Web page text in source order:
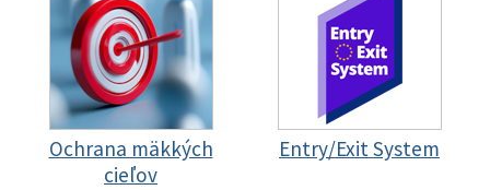
Ochrana mäkkých
cieľov
Entry/Exit System